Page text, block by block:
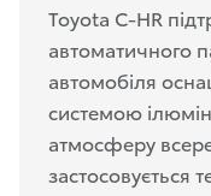
Toyota C-HR
автоматичного
автомобіля
системою
атмосферу
застосовується